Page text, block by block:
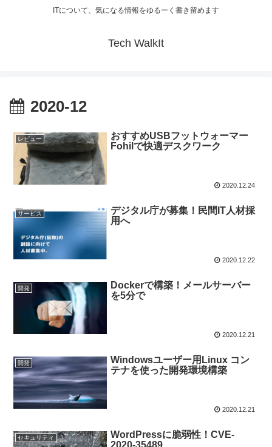
ITについて、気になる情報をゆるーく書き留めます
Tech WalkIt
2020-12
レビュー
おすすめUSBフットウォーマー
Fohilで快適デスクワーク
2020.12.24
サービス
デジタル庁が募集！民間IT人材採
用へ
2020.12.22
開発
Dockerで構築！メールサーバー
を5分で
2020.12.21
開発
Windowsユーザー用Linux コン
テナを使った開発環境構築
2020.12.21
セキュリティ
WordPressに脆弱性！CVE-